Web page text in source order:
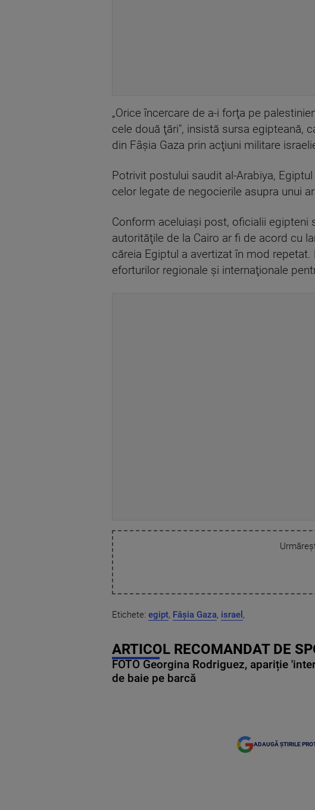
„Orice încercare de a-i forţa pe
cele două ţări", insistă sursa egipteană,
din Fâşia Gaza prin acţiuni militare
Potrivit postului saudit al-Arabiya,
celor legate de negocierile asupra unui
Conform aceluiaşi post, oficialii egipteni
autorităţile de la Cairo ar fi de acord cu
căreia Egiptul a avertizat în mod
eforturilor regionale şi internaţionale
Etichete: egipt, Fâșia Gaza, israel ,
ARTICOL RECOMANDAT DE
FOTO Georgina Rodriguez, apariție
de baie pe barcă
ADAUGĂ ȘTIRILE